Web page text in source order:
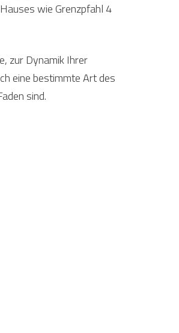
wie Grenzpfahl 4
zur Dynamik Ihrer
eine bestimmte Art des
sind.